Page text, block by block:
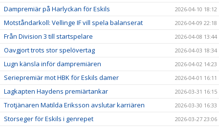
Dampremiär på Harlyckan för Eskils 2026-04-10 18:12
Motståndarkoll: Vellinge IF vill spela balanserat 2026-04-09 22:18
Från Division 3 till startspelare 2026-04-08 13:44
Oavgjort trots stor spelövertag 2026-04-03 18:34
Lugn känsla inför dampremiären 2026-04-02 14:23
Seriepremiär mot HBK för Eskils damer 2026-04-01 16:11
Lagkapten Haydens premiärtankar 2026-03-31 16:15
Trotjänaren Matilda Eriksson avslutar karriären 2026-03-30 16:33
Storseger för Eskils i genrepet 2026-03-27 23:06